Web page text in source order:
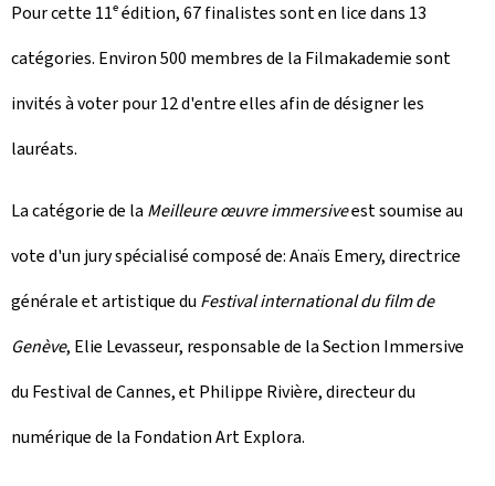
Pour cette 11ᵉ édition, 67 finalistes sont en lice dans 13
catégories. Environ 500 membres de la Filmakademie sont
invités à voter pour 12 d'entre elles afin de désigner les
lauréats.
La catégorie de la Meilleure œuvre immersiveest soumise au
vote d'un jury spécialisé composé de: Anaïs Emery, directrice
générale et artistique du Festival international du film de
Genève, Elie Levasseur, responsable de la Section Immersive
du Festival de Cannes, et Philippe Rivière, directeur du
numérique de la Fondation Art Explora.